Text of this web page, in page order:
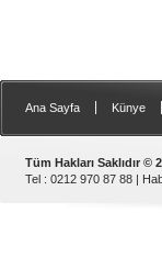
Ana Sayfa Künye
Tüm Hakları Saklıdır ©
Tel : 0212 970 87 88 |